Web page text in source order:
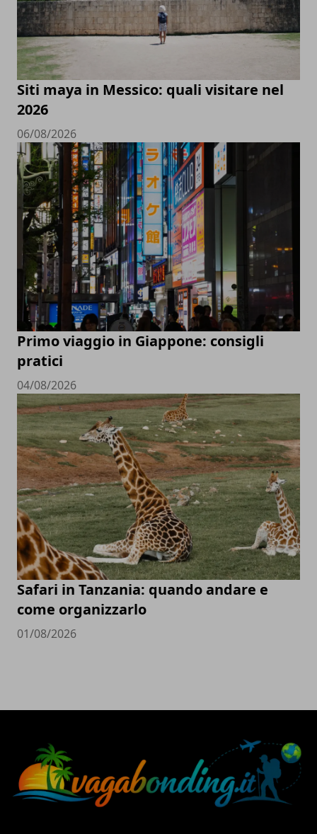
Siti maya in Messico: quali visitare nel
2026
06/08/2026
Primo viaggio in Giappone: consigli
pratici
04/08/2026
Safari in Tanzania: quando andare e
come organizzarlo
01/08/2026